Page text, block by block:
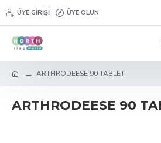
ÜYE GIRIŞI ÜYE OLUN
ARTHRODEESE 90 TABLET
ARTHRODEESE 90